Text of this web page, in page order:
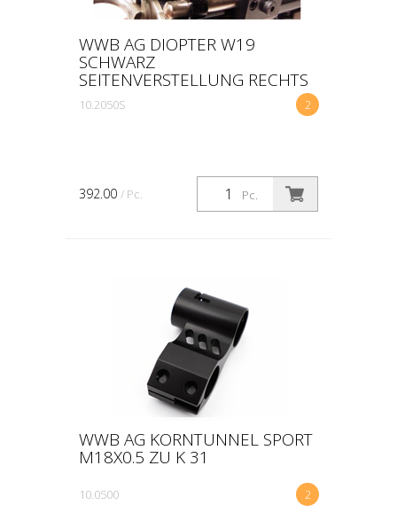
WWB AG DIOPTER W19
SCHWARZ
SEITENVERSTELLUNG RECHTS
2
10.2050S
Pc.
392.00 / Pc.
WWB AG KORNTUNNEL SPORT
M18X0.5 ZU K 31
2
10.0500